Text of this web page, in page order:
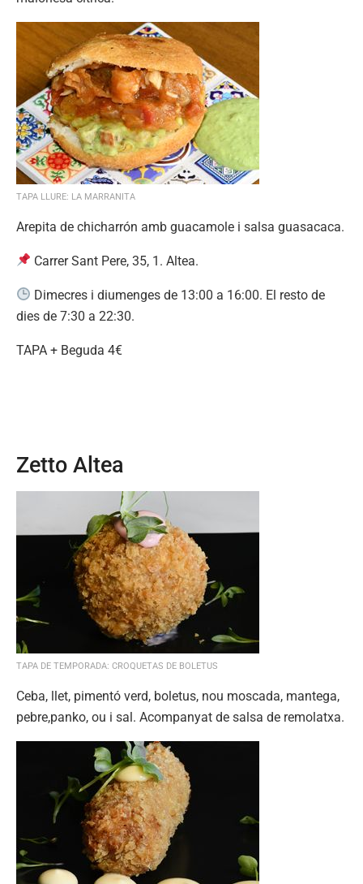
TAPA LLURE: LA MARRANITA
Arepita de chicharrón amb guacamole i salsa guasacaca.
Carrer Sant Pere, 35, 1. Altea.
Dimecres i diumenges de 13:00 a 16:00. El resto de
dies de 7:30 a 22:30.
TAPA + Beguda 4€
Zetto Altea
TAPA DE TEMPORADA: CROQUETAS DE BOLETUS
Ceba, llet, pimentó verd, boletus, nou moscada, mantega,
pebre,panko, ou i sal. Acompanyat de salsa de remolatxa.